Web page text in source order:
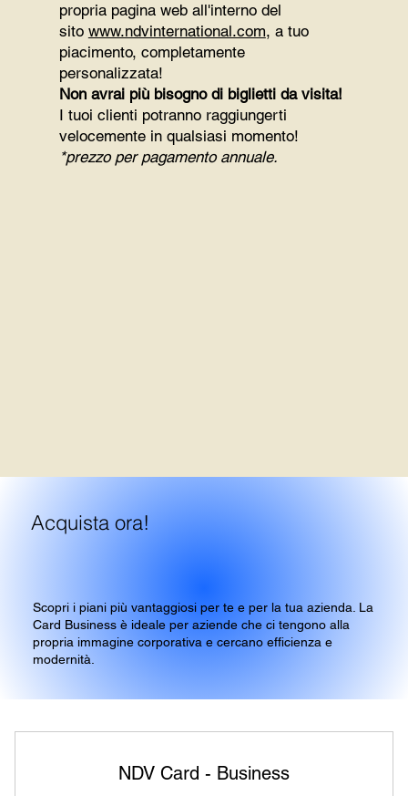
propria pagina web all'interno del
sito www.ndvinternational.com, a tuo
piacimento, completamente
personalizzata!
Non avrai più bisogno di biglietti da visita!
I tuoi clienti potranno raggiungerti
velocemente in qualsiasi momento!
*prezzo per pagamento annuale.
Acquista ora!
Scopri i piani più vantaggiosi per te e per la tua azienda. La
Card Business è ideale per aziende che ci tengono alla
propria immagine corporativa e cercano efficienza e
modernità.
NDV Card - Business